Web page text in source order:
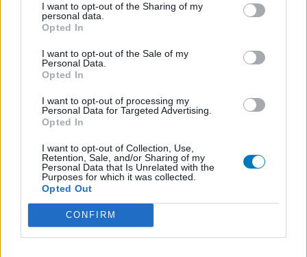
I want to opt-out of the Sharing of my
personal data.
Opted In
I want to opt-out of the Sale of my
Personal Data.
Opted In
I want to opt-out of processing my
Personal Data for Targeted Advertising.
Opted In
I want to opt-out of Collection, Use,
Retention, Sale, and/or Sharing of my
Personal Data that Is Unrelated with the
Purposes for which it was collected.
Opted Out
CONFIRM
25-07-2025 | Vrouw | 26
medroxyprogesteron parenteraal
Premenstrueel syndroom (PMS)
Effectiviteit
Hoeveelheid bijwerkingen
Bijwerkingen
energieverlies
overal spierpijn
emotionele labiliteit
vermoeidheid
depressief verlies van eetlust
Na het gebruiken van verschillende